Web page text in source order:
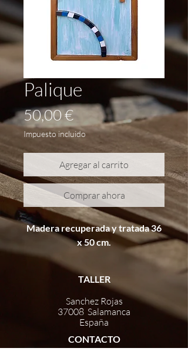
Palique
50,00 €Precio
Impuesto incluido
Agregar al carrito
Comprar ahora
Madera recuperada y tratada 36
x 50 cm.
TALLER
Sanchez Rojas
37008 Salamanca
España
CONTACTO